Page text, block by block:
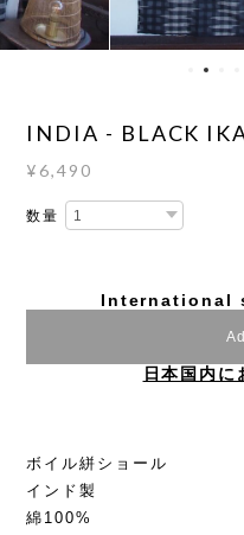
INDIA - BLACK
¥6,490
数量
International
日本国内に
ボイル絣ショール
インド製
綿100%